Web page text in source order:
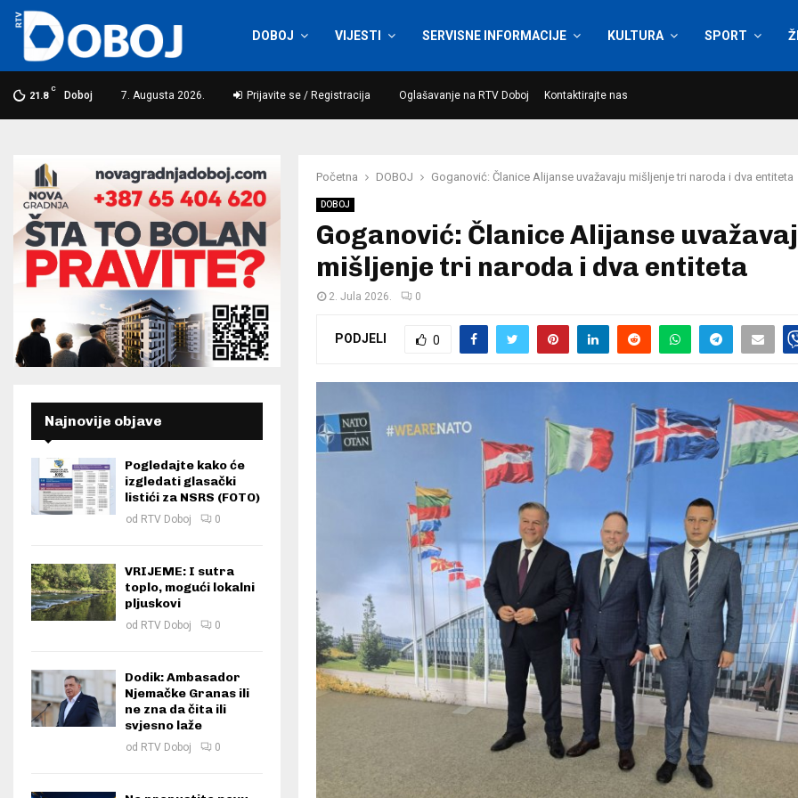
DOBOJ VIJESTI SERVISNE INFORMACIJE KULTURA SPORT
21.8
C
Doboj 7. Augusta 2026. Prijavite se / Registracija Oglašavanje na RTV Doboj Kontaktirajte nas
Početna DOBOJ Goganović: Članice Alijanse uvažavaju mišljenje tri naroda i dva entiteta
DOBOJ
Goganović: Članice Alijanse
mišljenje tri naroda i dva entiteta
2. Jula 2026. 0
PODJELI 0
Najnovije objave
Pogledajte kako će
izgledati glasački
listići za NSRS (FOTO)
od RTV Doboj 0
VRIJEME: I sutra
toplo, mogući lokalni
pljuskovi
od RTV Doboj 0
Dodik: Ambasador
Njemačke Granas ili
ne zna da čita ili
svjesno laže
od RTV Doboj 0